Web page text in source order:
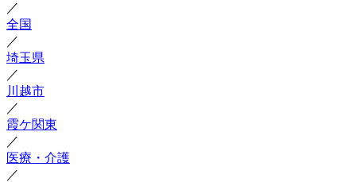
／
全国
／
埼玉県
／
川越市
／
霞ケ関東
／
医療・介護
／